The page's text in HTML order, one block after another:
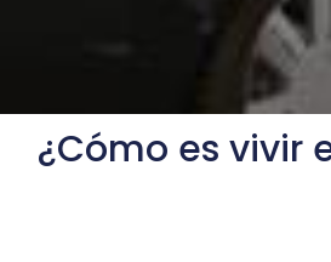
¿Cómo es vivir